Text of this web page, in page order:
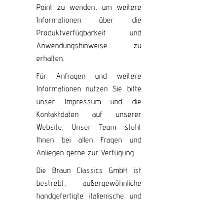
Point zu wenden, um weitere
Informationen über die
Produktverfügbarkeit und
Anwendungshinweise zu
erhalten.
Für Anfragen und weitere
Informationen nutzen Sie bitte
unser Impressum und die
Kontaktdaten auf unserer
Website. Unser Team steht
Ihnen bei allen Fragen und
Anliegen gerne zur Verfügung.
Die Braun Classics GmbH ist
bestrebt, außergewöhnliche
handgefertigte italienische und